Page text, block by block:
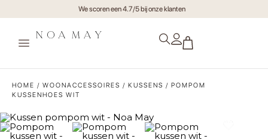
Gratis verzending va €75,- (NL)
HOME / WOONACCESSOIRES / KUSSENS / POMPOM
KUSSENHOES WIT